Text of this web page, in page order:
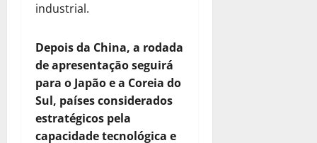
industrial.
Depois da China, a rodada
de apresentação seguirá
para o Japão e a Coreia do
Sul, países considerados
estratégicos pela
capacidade tecnológica e